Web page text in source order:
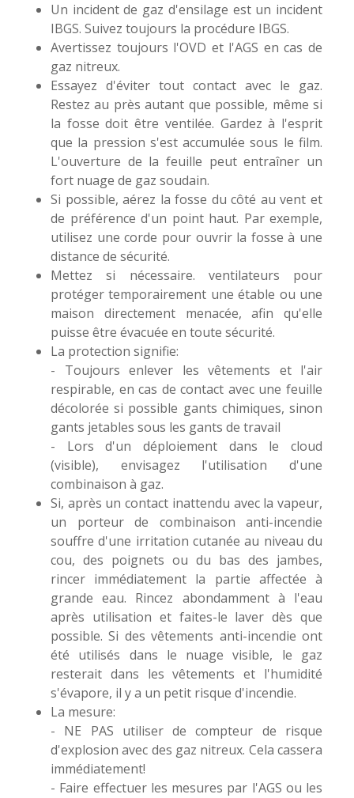
Un incident de gaz d'ensilage est un incident
IBGS. Suivez toujours la procédure IBGS.
Avertissez toujours l'OVD et l'AGS en cas de
gaz nitreux.
Essayez d'éviter tout contact avec le gaz.
Restez au près autant que possible, même si
la fosse doit être ventilée. Gardez à l'esprit
que la pression s'est accumulée sous le film.
L'ouverture de la feuille peut entraîner un
fort nuage de gaz soudain.
Si possible, aérez la fosse du côté au vent et
de préférence d'un point haut. Par exemple,
utilisez une corde pour ouvrir la fosse à une
distance de sécurité.
Mettez si nécessaire. ventilateurs pour
protéger temporairement une étable ou une
maison directement menacée, afin qu'elle
puisse être évacuée en toute sécurité.
La protection signifie:
- Toujours enlever les vêtements et l'air
respirable, en cas de contact avec une feuille
décolorée si possible gants chimiques, sinon
gants jetables sous les gants de travail
- Lors d'un déploiement dans le cloud
(visible), envisagez l'utilisation d'une
combinaison à gaz.
Si, après un contact inattendu avec la vapeur,
un porteur de combinaison anti-incendie
souffre d'une irritation cutanée au niveau du
cou, des poignets ou du bas des jambes,
rincer immédiatement la partie affectée à
grande eau. Rincez abondamment à l'eau
après utilisation et faites-le laver dès que
possible. Si des vêtements anti-incendie ont
été utilisés dans le nuage visible, le gaz
resterait dans les vêtements et l'humidité
s'évapore, il y a un petit risque d'incendie.
La mesure:
- NE PAS utiliser de compteur de risque
d'explosion avec des gaz nitreux. Cela cassera
immédiatement!
- Faire effectuer les mesures par l'AGS ou les